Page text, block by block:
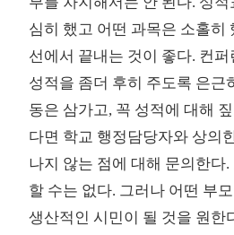
심히 했고 어떤 과목은 소홀히
선에서 끝내는 것이 좋다. 컨
성적을 좀더 후히 주도록 은근
동은 삼가고, 꼭 성적에 대해
다면 학교 행정담당자와 상의
나지 않는 점에 대해 문의한다
할 수는 없다. 그러나 어떤 부
생산적인 시민이 될 것을 원한